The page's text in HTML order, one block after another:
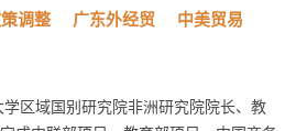
调整 广东外经贸 中美贸易
学区域国别研究院非洲研究院院长、教